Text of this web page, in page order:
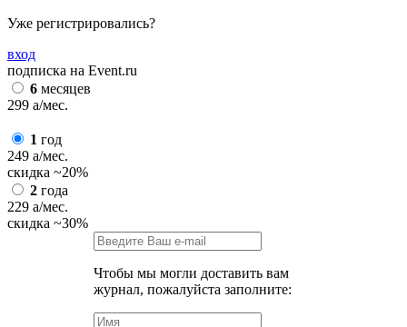
Уже регистрировались?
вход
подписка на Event.ru
6 месяцев
299 a/мес.
1 год
249 a/мес.
скидка ~20%
2 года
229 a/мес.
скидка ~30%
Чтобы мы могли доставить вам
журнал, пожалуйста заполните: